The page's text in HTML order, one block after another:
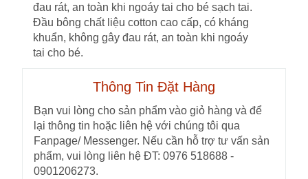
đau rát, an toàn khi ngoáy tai cho bé sạch tai.
Đầu bông chất liệu cotton cao cấp, có kháng
khuẩn, không gây đau rát, an toàn khi ngoáy
tai cho bé.
Thông Tin Đặt Hàng
Bạn vui lòng cho sản phẩm vào giỏ hàng và để
lại thông tin hoặc liên hệ với chúng tôi qua
Fanpage/ Messenger. Nếu cần hỗ trợ tư vấn sản
phẩm, vui lòng liên hệ ĐT: 0976 518688 -
0901206273.